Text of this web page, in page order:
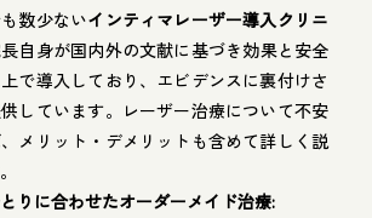
数少ないインティマレーザー導入クリニ
自身が国内外の文献に基づき効果と安全
で導入しており、エビデンスに裏付けさ
しています。レーザー治療について不安
メリット・デメリットも含めて詳しく説
りに合わせたオーダーメイド治療: